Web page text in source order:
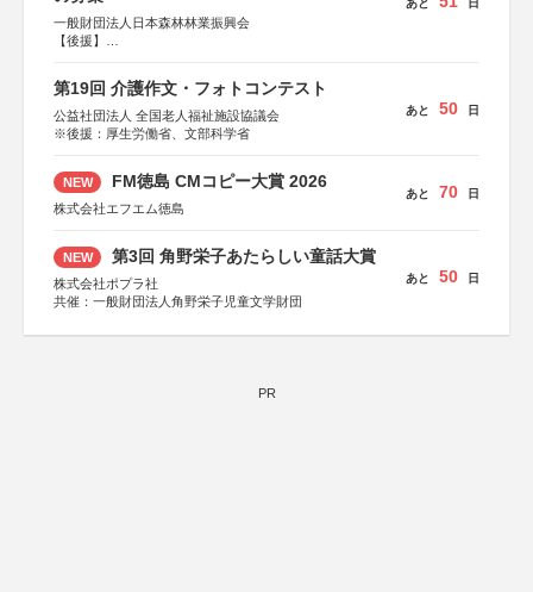
一般財団法人日本森林林業振興会
【後援】
あと 日
第19回 介護作文・フォトコンテスト
公益社団法人 全国老人福祉施設協議会
※後援：厚生労働省、文部科学省
あと 50 日
NEW FM徳島 CMコピー大賞 2026
株式会社エフエム徳島
あと 70 日
NEW 第3回 角野栄子あたらしい童話大賞
株式会社ポプラ社
共催：一般財団法人角野栄子児童文学財団
あと 50 日
PR